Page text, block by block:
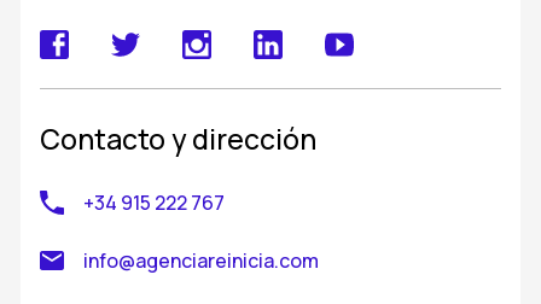
Contacto y dirección
+34 915 222 767
info@agenciareinicia.com